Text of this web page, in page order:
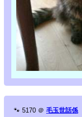
🐾 5170 ＠ 毛玉世話係